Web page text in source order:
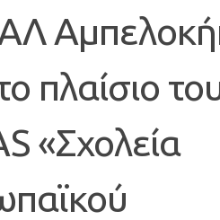
πλαίσιο
«Σχολεία